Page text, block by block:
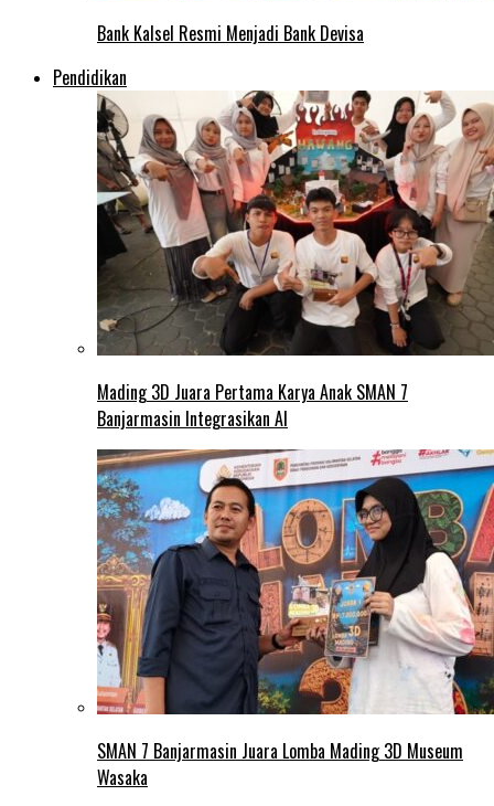
Bank Kalsel Resmi Menjadi Bank Devisa
Pendidikan
Mading 3D Juara Pertama Karya Anak SMAN 7
Banjarmasin Integrasikan AI
SMAN 7 Banjarmasin Juara Lomba Mading 3D Museum
Wasaka